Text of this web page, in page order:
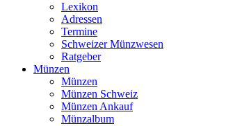
Lexikon
Adressen
Termine
Schweizer Münzwesen
Ratgeber
Münzen
Münzen
Münzen Schweiz
Münzen Ankauf
Münzalbum